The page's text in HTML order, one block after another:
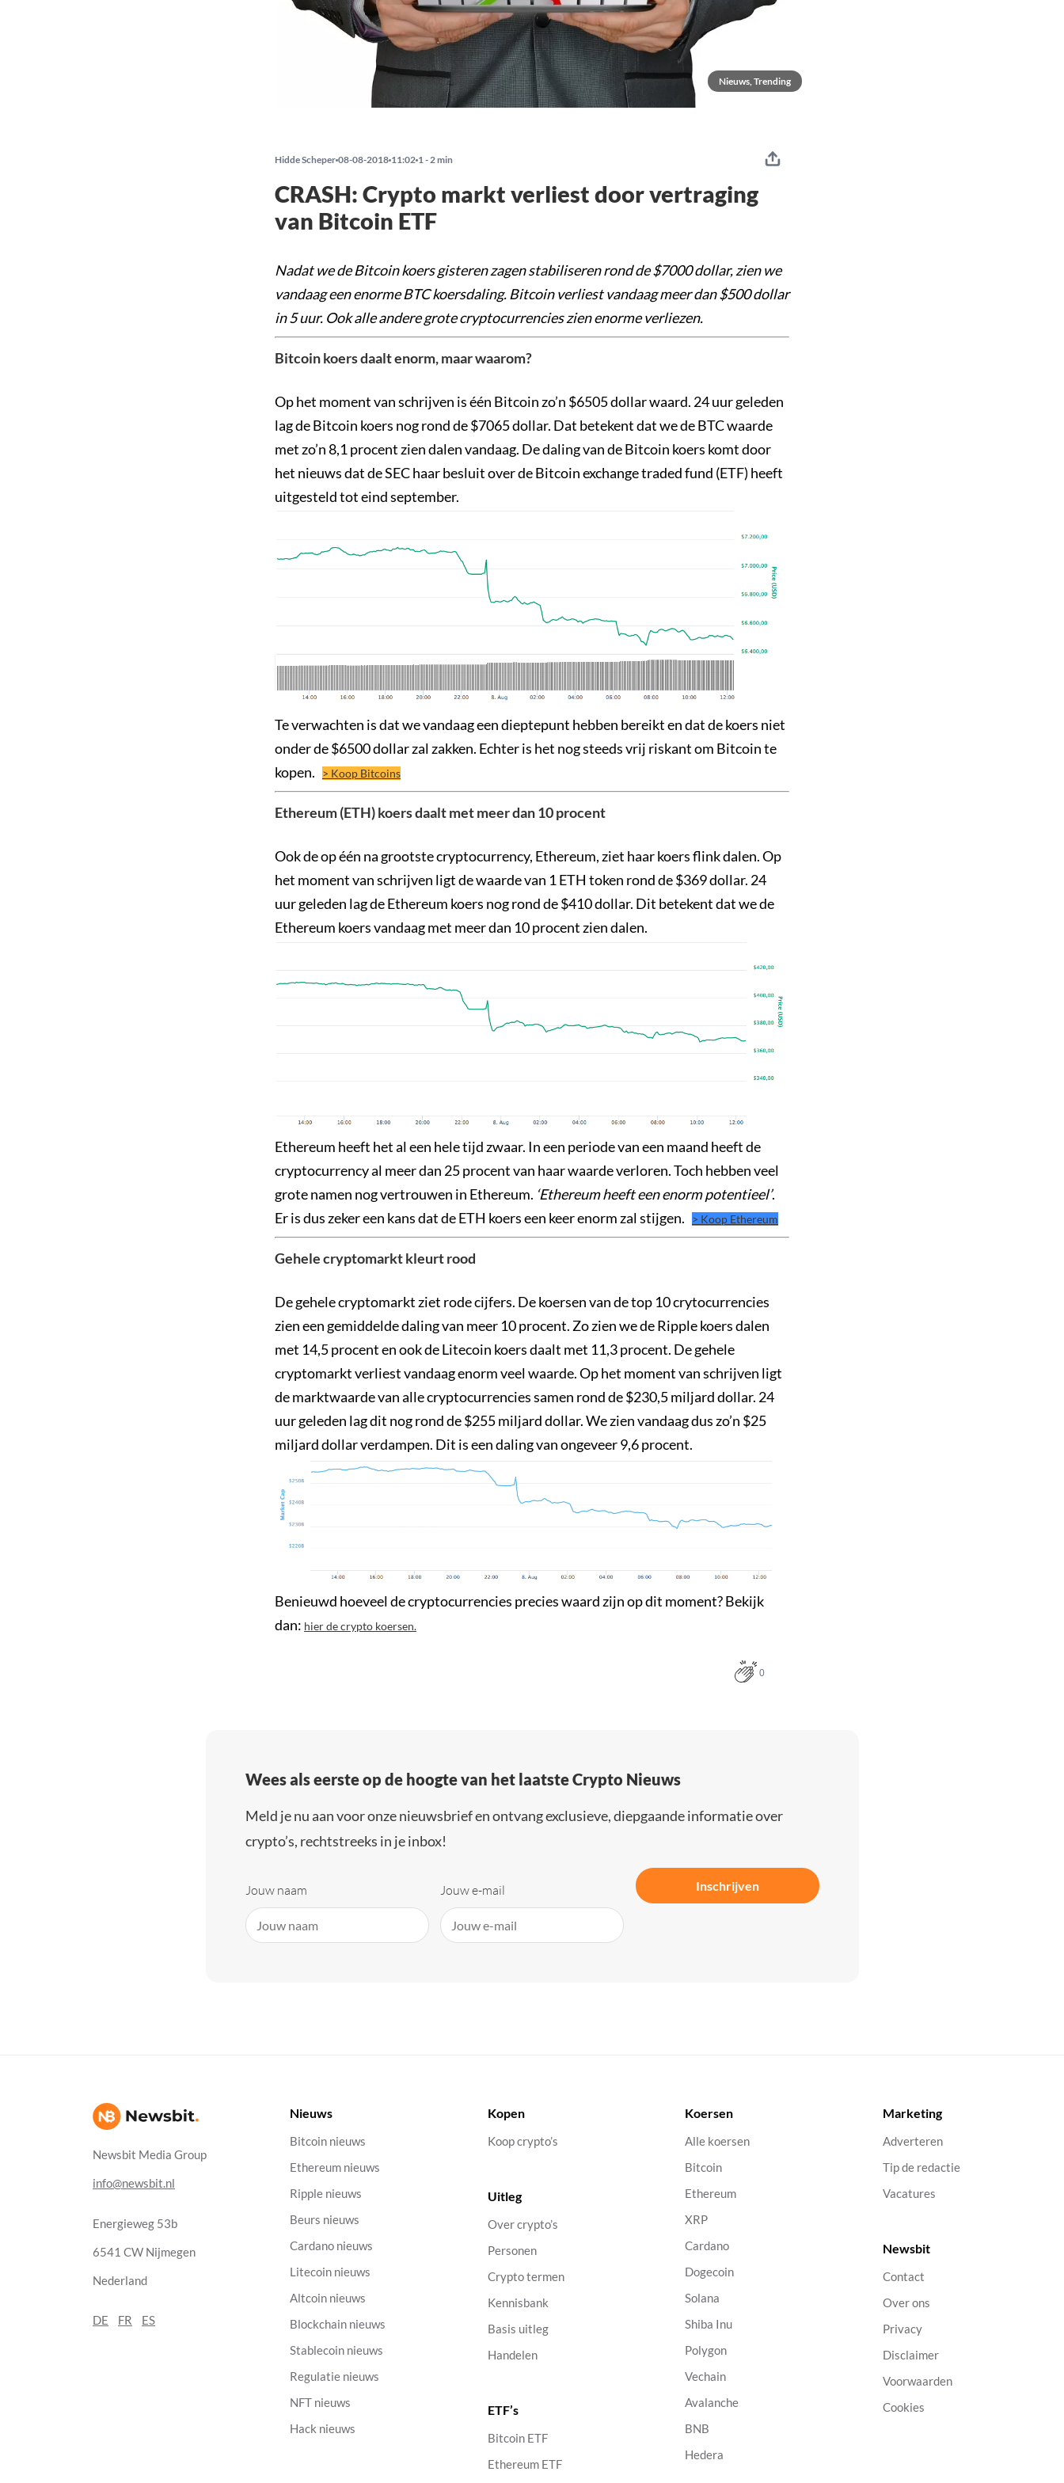
Nieuws, Trending
Hidde Scheper 08-08-2018 11:02 1 - 2 min
CRASH: Crypto markt verliest door vertraging
van Bitcoin ETF
Nadat we de Bitcoin koers gisteren zagen stabiliseren rond de $7000 dollar, zien we
vandaag een enorme BTC koersdaling. Bitcoin verliest vandaag meer dan $500 dollar
in 5 uur. Ook alle andere grote cryptocurrencies zien enorme verliezen.
Bitcoin koers daalt enorm, maar waarom?
Op het moment van schrijven is één Bitcoin zo’n $6505 dollar waard. 24 uur geleden
lag de Bitcoin koers nog rond de $7065 dollar. Dat betekent dat we de BTC waarde
met zo’n 8,1 procent zien dalen vandaag. De daling van de Bitcoin koers komt door
het nieuws dat de SEC haar besluit over de Bitcoin exchange traded fund (ETF) heeft
uitgesteld tot eind september.
Te verwachten is dat we vandaag een dieptepunt hebben bereikt en dat de koers niet
onder de $6500 dollar zal zakken. Echter is het nog steeds vrij riskant om Bitcoin te
kopen.
> Koop Bitcoins
Ethereum (ETH) koers daalt met meer dan 10 procent
Ook de op één na grootste cryptocurrency, Ethereum, ziet haar koers flink dalen. Op
het moment van schrijven ligt de waarde van 1 ETH token rond de $369 dollar. 24
uur geleden lag de Ethereum koers nog rond de $410 dollar. Dit betekent dat we de
Ethereum koers vandaag met meer dan 10 procent zien dalen.
Ethereum heeft het al een hele tijd zwaar. In een periode van een maand heeft de
cryptocurrency al meer dan 25 procent van haar waarde verloren. Toch hebben veel
grote namen nog vertrouwen in Ethereum. ‘Ethereum heeft een enorm potentieel’.
Er is dus zeker een kans dat de ETH koers een keer enorm zal stijgen.
> Koop Ethereum
Gehele cryptomarkt kleurt rood
De gehele cryptomarkt ziet rode cijfers. De koersen van de top 10 crytocurrencies
zien een gemiddelde daling van meer 10 procent. Zo zien we de Ripple koers dalen
met 14,5 procent en ook de Litecoin koers daalt met 11,3 procent. De gehele
cryptomarkt verliest vandaag enorm veel waarde. Op het moment van schrijven ligt
de marktwaarde van alle cryptocurrencies samen rond de $230,5 miljard dollar. 24
uur geleden lag dit nog rond de $255 miljard dollar. We zien vandaag dus zo’n $25
miljard dollar verdampen. Dit is een daling van ongeveer 9,6 procent.
Benieuwd hoeveel de cryptocurrencies precies waard zijn op dit moment? Bekijk
dan: hier de crypto koersen.
0
Wees als eerste op de hoogte van het laatste Crypto Nieuws
Meld je nu aan voor onze nieuwsbrief en ontvang exclusieve, diepgaande informatie over
crypto’s, rechtstreeks in je inbox!
Jouw naam Jouw e-mail Inschrijven
Newsbit Media Group
info@newsbit.nl
Energieweg 53b
6541 CW Nijmegen
Nederland
DE FR ES
Nieuws
Bitcoin nieuws
Ethereum nieuws
Ripple nieuws
Beurs nieuws
Cardano nieuws
Litecoin nieuws
Altcoin nieuws
Blockchain nieuws
Stablecoin nieuws
Regulatie nieuws
NFT nieuws
Hack nieuws
Kopen
Koop crypto’s
Uitleg
Over crypto’s
Personen
Crypto termen
Kennisbank
Basis uitleg
Handelen
ETF’s
Bitcoin ETF
Ethereum ETF
Koersen
Alle koersen
Bitcoin
Ethereum
XRP
Cardano
Dogecoin
Solana
Shiba Inu
Polygon
Vechain
Avalanche
BNB
Hedera
Marketing
Adverteren
Tip de redactie
Vacatures
Newsbit
Contact
Over ons
Privacy
Disclaimer
Voorwaarden
Cookies